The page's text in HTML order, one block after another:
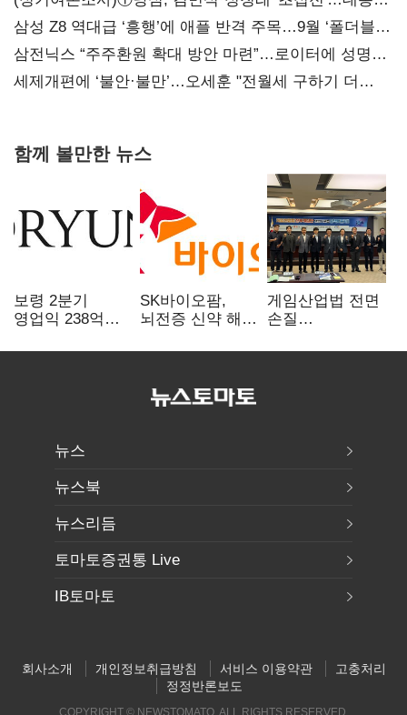
지지도 '50% 아래로'(종합)
삼성 Z8 역대급 ‘흥행’에 애플 반격 주목…9월 ‘폴더블
대전’
삼전닉스 “주주환원 확대 방안 마련”…로이터에 성명
보내
세제개편에 ‘불안·불만’…오세훈 "전월세 구하기 더
함께 볼만한 뉴스
보령 2분기
영업익 238억…
SK바이오팜,
뇌전증 신약 해외
차세대 신약 개발
게임산업법 전면
손질
규제 걷고
뉴스
뉴스북
뉴스리듬
토마토증권통 Live
IB토마토
회사소개 개인정보취급방침 서비스 이용약관
고충처리
정정반론보도